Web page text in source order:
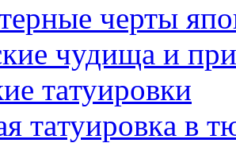
черты
чудища и
тaтуировки
тaтуировкa в